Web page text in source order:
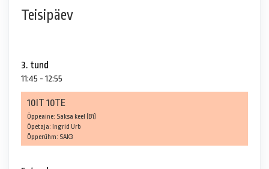
Teisipäev
3. tund
11:45 - 12:55
10IT 10TE
Õppeaine: Saksa keel (B1)
Õpetaja: Ingrid Urb
Õpperühm: SAK3